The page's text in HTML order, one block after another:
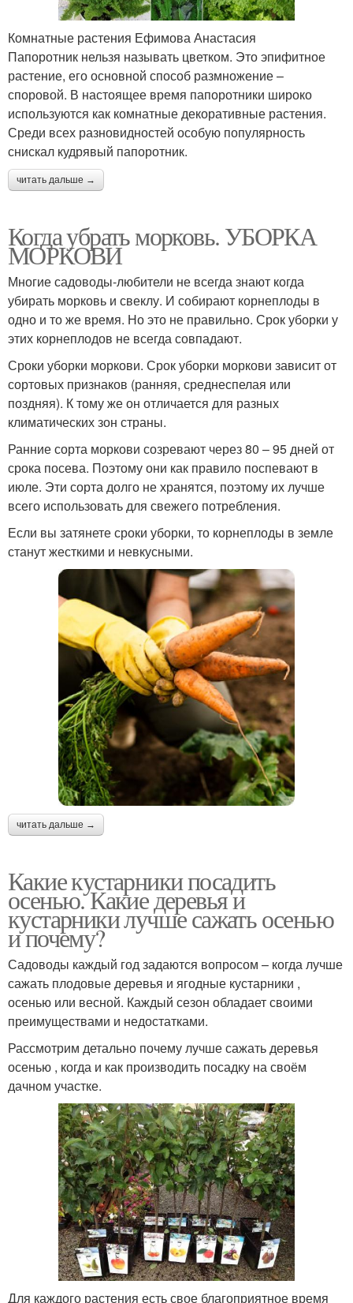
Комнатные растения Ефимова Анастасия
Папоротник нельзя называть цветком. Это эпифитное
растение, его основной способ размножение –
споровой. В настоящее время папоротники широко
используются как комнатные декоративные растения.
Среди всех разновидностей особую популярность
снискал кудрявый папоротник.
читать дальше →
Когда убрать морковь. УБОРКА
МОРКОВИ
Многие садоводы-любители не всегда знают когда
убирать морковь и свеклу. И собирают корнеплоды в
одно и то же время. Но это не правильно. Срок уборки у
этих корнеплодов не всегда совпадают.
Сроки уборки моркови. Срок уборки моркови зависит от
сортовых признаков (ранняя, среднеспелая или
поздняя). К тому же он отличается для разных
климатических зон страны.
Ранние сорта моркови созревают через 80 – 95 дней от
срока посева. Поэтому они как правило поспевают в
июле. Эти сорта долго не хранятся, поэтому их лучше
всего использовать для свежего потребления.
Если вы затянете сроки уборки, то корнеплоды в земле
станут жесткими и невкусными.
читать дальше →
Какие кустарники посадить
осенью. Какие деревья и
кустарники лучше сажать осенью
и почему?
Садоводы каждый год задаются вопросом – когда лучше
сажать плодовые деревья и ягодные кустарники ,
осенью или весной. Каждый сезон обладает своими
преимуществами и недостатками.
Рассмотрим детально почему лучше сажать деревья
осенью , когда и как производить посадку на своём
дачном участке.
Для каждого растения есть свое благоприятное время